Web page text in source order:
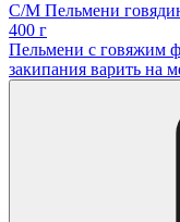
С/М Пельмени
400 г
Пельмени с говяжим
закипания варить на